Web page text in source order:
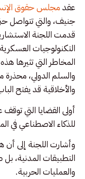
عقدمجلس حقوق
قدمت اللجنة
التكنولوجيات
المخاطر التي تثيرها
والسلم الدولي، محذرة
والأخلاقية قد يفتح
أولى القضايا التي
للذكاء الاصطناعي في
وأشارت اللجنة إلى أن
التطبيقات المدنية،
والعمليات الحربية.